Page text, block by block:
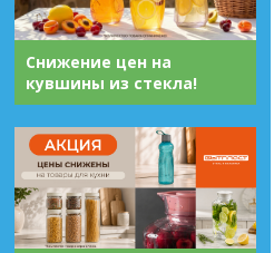
Снижение цен на
кувшины из стекла!